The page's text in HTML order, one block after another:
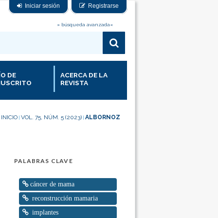
Iniciar sesión Registrarse
» búsqueda avanzada«
DE
ACERCA DE LA
REVISTA
INICIO VOL. 75, NÚM. 5 (2023) ALBORNOZ
PALABRAS CLAVE
cáncer de mama
reconstrucción mamaria
implantes